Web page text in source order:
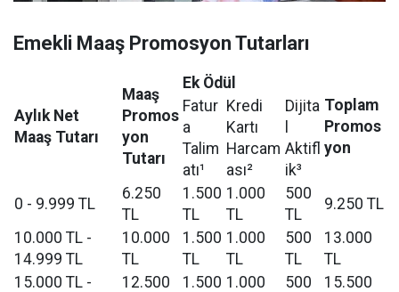
Emekli Maaş Promosyon Tutarları
Aylık Net
Maaş Tutarı
Maaş
Promos
yon
Tutarı
Ek Ödül
Toplam
Promos
yon
Fatur
a
Talim
atı¹
Kredi
Kartı
Harcam
ası²
Dijita
Aktifl
ik³
0 - 9.999 TL
6.250
TL
1.500
TL
1.000
TL
500
TL
9.250 TL
10.000 TL -
14.999 TL
10.000
TL
1.500
TL
1.000
TL
500
TL
13.000
TL
15.000 TL -
12.500
1.500 1.000
500
15.500